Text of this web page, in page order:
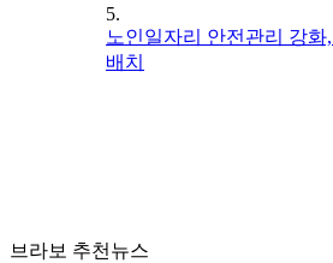
5.
노인일자리 안전관리 강화
배치
브라보 추천뉴스